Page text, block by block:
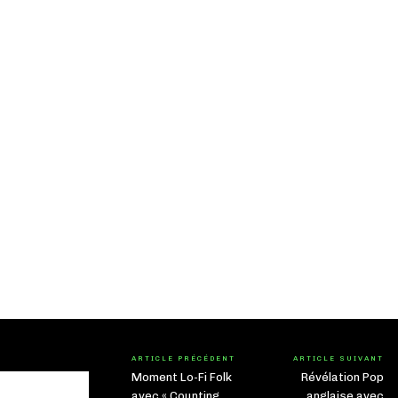
ARTICLE PRÉCÉDENT
Moment Lo-Fi Folk
ARTICLE SUIVANT
Révélation Pop